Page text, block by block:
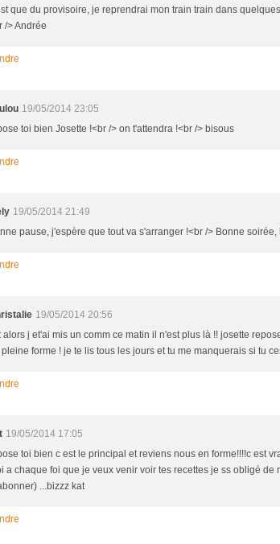
que du provisoire, je reprendrai mon train train dans
/> Andrée
19/05/2014 23:05
toi bien Josette !<br /> on t'attendra !<br /> bisous
19/05/2014 21:49
pause, j'espère que tout va s'arranger !<br /> Bonne soirée,
19/05/2014 20:56
alors j et'ai mis un comm ce matin il n'est plus là !! josette
forme ! je te lis tous les jours et tu me manquerais si tu
19/05/2014 17:05
toi bien c est le principal et reviens nous en forme!!!!c est
a chaque foi que je veux venir voir tes recettes je ss obligé de
...bizzz kat